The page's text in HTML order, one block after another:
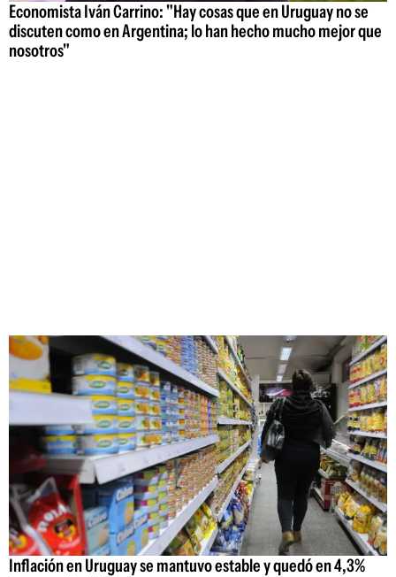
Economista Iván Carrino: "Hay cosas que en Uruguay no se
discuten como en Argentina; lo han hecho mucho mejor que
nosotros"
Inflación en Uruguay se mantuvo estable y quedó en 4,3%